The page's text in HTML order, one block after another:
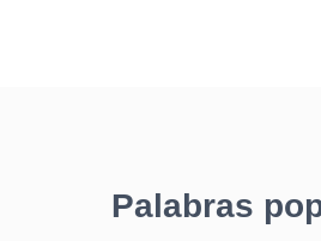
Palabras